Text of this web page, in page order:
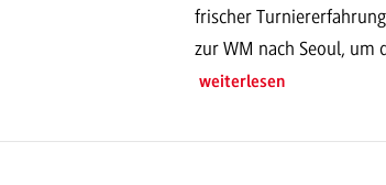
frischer
zur WM nach Seoul,
weiterlesen